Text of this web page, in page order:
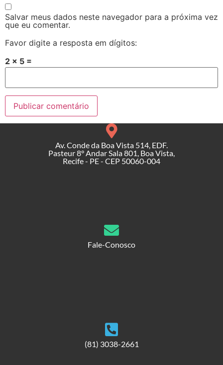
Salvar meus dados neste navegador para a próxima vez
que eu comentar.
Favor digite a resposta em dígitos:
2 × 5 =
Av. Conde da Boa Vista 514, EDF.
Pasteur 8° Andar Sala 801, Boa Vista,
Recife - PE - CEP 50060-004
Fale-Conosco
(81) 3038-2661